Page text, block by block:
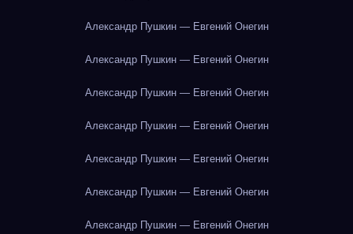
Александр Пушкин — Евгений Онегин
Александр Пушкин — Евгений Онегин
Александр Пушкин — Евгений Онегин
Александр Пушкин — Евгений Онегин
Александр Пушкин — Евгений Онегин
Александр Пушкин — Евгений Онегин
Александр Пушкин — Евгений Онегин